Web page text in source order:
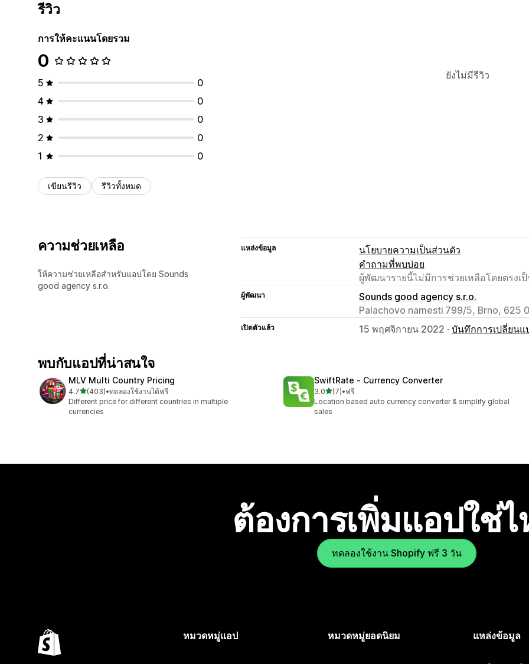
รีวิว
การให้คะแนนโดยรวม
0
5
0
4
0
3
0
2
0
1
0
เขียนรีวิว รีวิวทั้งหมด
ยังไม่มีรีวิว
ความช่วยเหลือ
ให้ความช่วยเหลือสำหรับแอปโดย Sounds
good agency s.r.o.
แหล่งข้อมูล
นโยบายความเป็นส่วนตัว
คำถามที่พบบ่อย
ผู้พัฒนารายนี้ไม่มีการช่วยเหลือโดยตรงเ
ผู้พัฒนา
Sounds good agency s.r.o.
Palachovo namesti 799/5, Brno, 625
เปิดตัวแล้ว 15 พฤศจิกายน 2022 · บันทึกการเปลี่ยนแ
พบกับแอปที่น่าสนใจ
MLV Multi Country Pricing
4.7เต็ม 5 ดาว
(403)
ทั้งหมด 403 รีวิว
•ทดลองใช้งานได้ฟรี
Different price for different countries in multiple
currencies
SwiftRate ‑ Currency Converter
3.0เต็ม 5 ดาว
(7)
ทั้งหมด 7 รีวิว
•ฟรี
Location based auto currency converter & simplify global
sales
ต้องการเพิ่มแอปใช่
ทดลองใช้งาน Shopify ฟรี 3 วัน
หมวดหมู่แอป หมวดหมู่ยอดนิยม แหล่งข้อมูล